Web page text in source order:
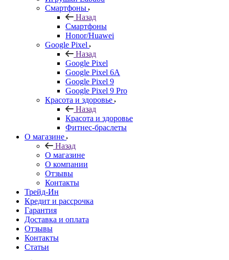
Смартфоны
Назад
Смартфоны
Honor/Huawei
Google Pixel
Назад
Google Pixel
Google Pixel 6A
Google Pixel 9
Google Pixel 9 Pro
Красота и здоровье
Назад
Красота и здоровье
Фитнес-браслеты
О магазине
Назад
О магазине
О компании
Отзывы
Контакты
Трейд-Ин
Кредит и рассрочка
Гарантия
Доставка и оплата
Отзывы
Контакты
Статьи